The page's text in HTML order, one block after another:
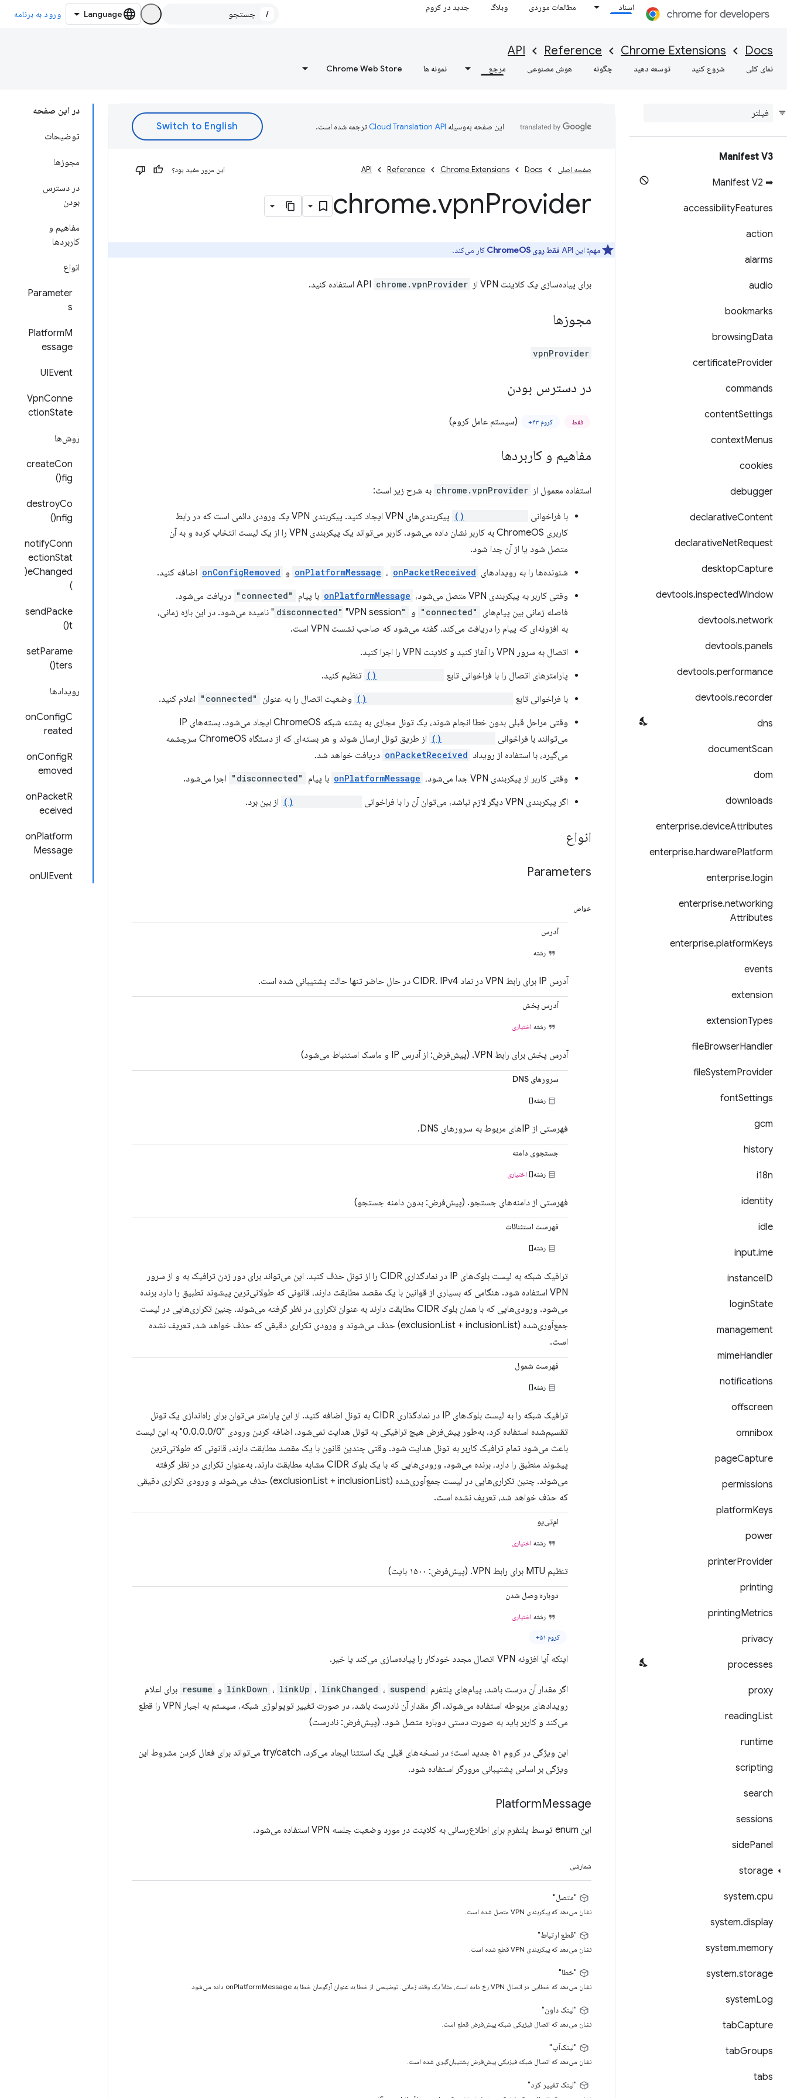
اسناد مطالعات موردی وبلاگ جدید در کروم
/ ورود به برنامه
Docs
Chrome Extensions
Reference
API
نمای کلی شروع کنید توسعه دهید چگونه هوش مصنوعی مرجع نمونه ها Chrome Web Store
Manifest V3
➡ Manifest V2
accessibilityFeatures
action
alarms
audio
bookmarks
browsingData
certificateProvider
commands
contentSettings
contextMenus
cookies
debugger
declarativeContent
declarativeNetRequest
desktopCapture
devtools.inspectedWindow
devtools.network
devtools.panels
devtools.performance
devtools.recorder
dns
documentScan
dom
downloads
enterprise.deviceAttributes
enterprise.hardwarePlatform
enterprise.login
enterprise.networking
Attributes
enterprise.platformKeys
events
extension
extensionTypes
fileBrowserHandler
fileSystemProvider
fontSettings
gcm
history
i18n
identity
idle
input.ime
instanceID
loginState
management
mimeHandler
notifications
offscreen
omnibox
pageCapture
permissions
platformKeys
power
printerProvider
printing
printingMetrics
privacy
processes
proxy
readingList
runtime
scripting
search
sessions
sidePanel
storage
system.cpu
system.display
system.memory
system.storage
systemLog
tabCapture
tabGroups
tabs
در این صفحه
توضیحات
مجوزها
در دسترس
بودن
مفاهیم و
کاربردها
انواع
Parameter
s
PlatformM
essage
UIEvent
VpnConne
ctionState
روش‌ها
createCon
fig()
destroyCo
nfig()
notifyConn
ectionStat
eChanged(
)
sendPacke
t()
setParame
ters()
رویدادها
onConfigC
reated
onConfigR
emoved
onPacketR
eceived
onPlatform
Message
onUIEvent
این صفحه به‌وسیله ترجمه شده است.
صفحه اصلی Docs
Chrome Extensions
Reference
API این مرور مفید بود؟
chrome.vpnProvider
مهم: این API فقط روی ChromeOS کار می‌کند.
برای پیاده‌سازی یک کلاینت VPN از API chrome.vpnProvider استفاده کنید.
مجوزها
vpnProvider
در دسترس بودن
فقط کروم ۴۳+ (سیستم عامل کروم)
مفاهیم و کاربردها
استفاده معمول از chrome.vpnProvider به شرح زیر است:
با فراخوانی
پیکربندی‌های VPN ایجاد کنید. پیکربندی VPN یک ورودی دائمی است که در رابط
کاربری ChromeOS به کاربر نشان داده می‌شود. کاربر می‌تواند یک پیکربندی VPN را از یک لیست انتخاب کرده و به آن
متصل شود یا از آن جدا شود.
شنونده‌ها را به رویدادهای
onPlatformMessage ، onPacketReceived و onConfigRemoved اضافه کنید.
وقتی کاربر به پیکربندی VPN متصل می‌شود،
onPlatformMessage با پیام "connected"
دریافت می‌شود.
فاصله زمانی بین پیام‌های
"connected" و "disconnected"
"VPN session" نامیده می‌شود. در این بازه زمانی،
به افزونه‌ای که پیام را دریافت می‌کند، گفته می‌شود که صاحب نشست VPN است.
اتصال به سرور VPN را آغاز کنید و کلاینت VPN را اجرا کنید.
پارامترهای اتصال را با فراخوانی تابع
تنظیم کنید.
با فراخوانی تابع
وضعیت اتصال را به عنوان "connected"
اعلام کنید.
وقتی مراحل قبلی بدون خطا انجام شوند، یک تونل مجازی به پشته شبکه ChromeOS ایجاد می‌شود. بسته‌های IP
می‌توانند با فراخوانی
از طریق تونل ارسال شوند و هر بسته‌ای که از دستگاه ChromeOS سرچشمه
می‌گیرد، با استفاده از رویداد onPacketReceived دریافت خواهد شد.
وقتی کاربر از پیکربندی VPN جدا می‌شود،
onPlatformMessage با پیام "disconnected"
اجرا می‌شود.
اگر پیکربندی VPN دیگر لازم نباشد، می‌توان آن را با فراخوانی
از بین برد.
انواع
Parameters
خواص
آدرس
رشته
آدرس IP برای رابط VPN در نماد CIDR. IPv4 در حال حاضر تنها حالت پشتیبانی شده است.
آدرس پخش
رشته اختیاری
آدرس پخش برای رابط VPN. (پیش‌فرض: از آدرس IP و ماسک استنباط می‌شود)
سرورهای DNS
رشته[]
فهرستی از IPهای مربوط به سرورهای DNS.
جستجوی دامنه
رشته[] اختیاری
فهرستی از دامنه‌های جستجو. (پیش‌فرض: بدون دامنه جستجو)
فهرست استثنائات
رشته[]
ترافیک شبکه به لیست بلوک‌های IP در نمادگذاری CIDR را از تونل حذف کنید. این می‌تواند برای دور زدن ترافیک به و از سرور
VPN استفاده شود. هنگامی که بسیاری از قوانین با یک مقصد مطابقت دارند، قانونی که طولانی‌ترین پیشوند تطبیق را دارد برنده
می‌شود. ورودی‌هایی که با همان بلوک CIDR مطابقت دارند به عنوان تکراری در نظر گرفته می‌شوند. چنین تکراری‌هایی در لیست
جمع‌آوری‌شده (exclusionList + inclusionList) حذف می‌شوند و ورودی تکراری دقیقی که حذف خواهد شد، تعریف نشده
است.
فهرست شمول
رشته[]
ترافیک شبکه را به لیست بلوک‌های IP در نمادگذاری CIDR به تونل اضافه کنید. از این پارامتر می‌توان برای راه‌اندازی یک تونل
تقسیم‌شده استفاده کرد. به‌طور پیش‌فرض هیچ ترافیکی به تونل هدایت نمی‌شود. اضافه کردن ورودی "0.0.0.0/0" به این لیست
باعث می‌شود تمام ترافیک کاربر به تونل هدایت شود. وقتی چندین قانون با یک مقصد مطابقت دارند، قانونی که طولانی‌ترین
پیشوند منطبق را دارد، برنده می‌شود. ورودی‌هایی که با یک بلوک CIDR مشابه مطابقت دارند، به‌عنوان تکراری در نظر گرفته
می‌شوند. چنین تکراری‌هایی در لیست جمع‌آوری‌شده (exclusionList + inclusionList) حذف می‌شوند و ورودی تکراری دقیقی
که حذف خواهد شد، تعریف نشده است.
ام‌تی‌یو
رشته اختیاری
تنظیم MTU برای رابط VPN. (پیش‌فرض: ۱۵۰۰ بایت)
دوباره وصل شدن
رشته اختیاری
کروم ۵۱+
اینکه آیا افزونه VPN اتصال مجدد خودکار را پیاده‌سازی می‌کند یا خیر.
اگر مقدار آن درست باشد، پیام‌های پلتفرم linkDown ، linkUp ، linkChanged ، suspend و resume برای اعلام
رویدادهای مربوطه استفاده می‌شوند. اگر مقدار آن نادرست باشد، در صورت تغییر توپولوژی شبکه، سیستم به اجبار VPN را قطع
می‌کند و کاربر باید به صورت دستی دوباره متصل شود. (پیش‌فرض: نادرست)
این ویژگی در کروم ۵۱ جدید است؛ در نسخه‌های قبلی یک استثنا ایجاد می‌کرد. try/catch می‌تواند برای فعال کردن مشروط این
ویژگی بر اساس پشتیبانی مرورگر استفاده شود.
PlatformMessage
این enum توسط پلتفرم برای اطلاع‌رسانی به کلاینت در مورد وضعیت جلسه VPN استفاده می‌شود.
شمارشی
"متصل"
نشان می‌دهد که پیکربندی VPN متصل شده است.
"قطع ارتباط"
نشان می‌دهد که پیکربندی VPN قطع شده است.
"خطا"
نشان می‌دهد که خطایی در اتصال VPN رخ داده است، مثلاً یک وقفه زمانی. توضیحی از خطا به عنوان آرگومان خطا به onPlatformMessage داده می‌شود.
"لینک داون"
نشان می‌دهد که اتصال فیزیکی شبکه پیش‌فرض قطع است.
"لینک‌آپ"
نشان می‌دهد که اتصال شبکه فیزیکی پیش‌فرض پشتیبان‌گیری شده است.
"لینک تغییر کرد"